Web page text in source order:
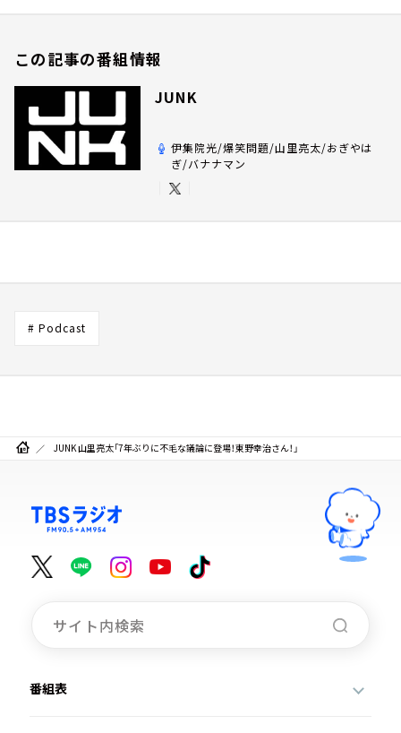
この記事の番組情報
JUNK
伊集院光/爆笑問題/山里亮太/おぎやは
ぎ/バナナマン
# Podcast
JUNK 山里亮太「7年ぶりに不毛な議論に登場！東野幸治さん！」
番組表